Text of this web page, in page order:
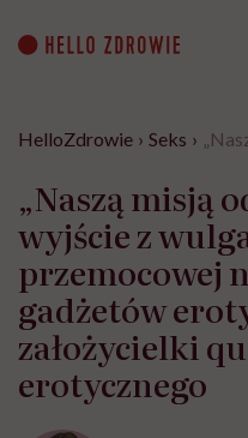
content
HelloZdrowie › Seks ›
„Naszą misją
wyjście z
przemocowej
gadżetów
założycielki
erotycznego